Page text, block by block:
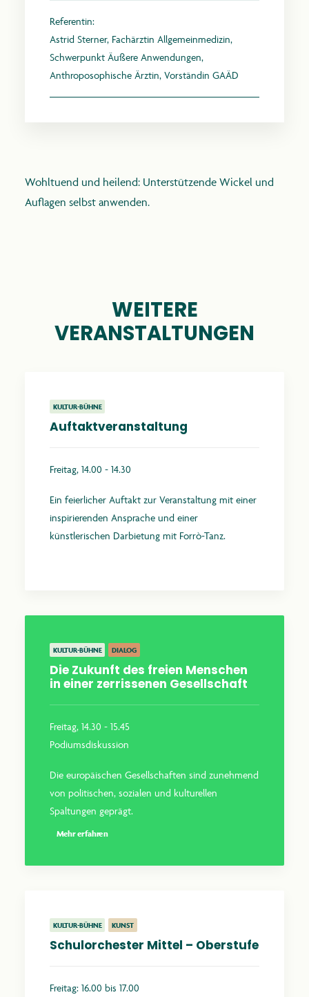
Referentin:
Astrid Sterner, Fachärztin Allgemeinmedizin,
Schwerpunkt Äußere Anwendungen,
Anthroposophische Ärztin, Vorständin GAÄD
Wohltuend und heilend: Unterstützende Wickel und
Auflagen selbst anwenden.
WEITERE
VERANSTALTUNGEN
KULTUR-BÜHNE
Auftaktveranstaltung
Freitag, 14.00 - 14.30
Ein feierlicher Auftakt zur Veranstaltung mit einer
inspirierenden Ansprache und einer
künstlerischen Darbietung mit Forrò-Tanz.
KULTUR-BÜHNE DIALOG
Die Zukunft des freien Menschen
in einer zerrissenen Gesellschaft
Freitag, 14.30 - 15.45
Podiumsdiskussion
Die europäischen Gesellschaften sind zunehmend
von politischen, sozialen und kulturellen
Spaltungen geprägt.
Mehr erfahren
KULTUR-BÜHNE KUNST
Schulorchester Mittel – Oberstufe
Freitag: 16.00 bis 17.00